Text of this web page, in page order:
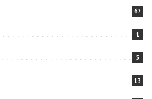
67
1
5
13